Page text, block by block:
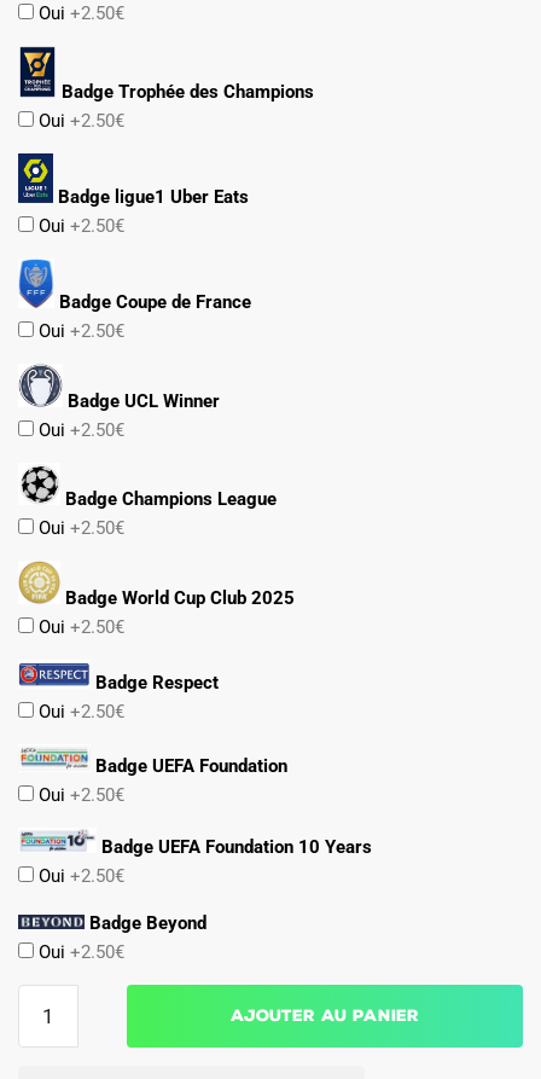
Oui +2.50€
Badge Trophée des Champions
Oui +2.50€
Badge ligue1 Uber Eats
Oui +2.50€
Badge Coupe de France
Oui +2.50€
Badge UCL Winner
Oui +2.50€
Badge Champions League
Oui +2.50€
Badge World Cup Club 2025
Oui +2.50€
Badge Respect
Oui +2.50€
Badge UEFA Foundation
Oui +2.50€
Badge UEFA Foundation 10 Years
Oui +2.50€
Badge Beyond
Oui +2.50€
Ajouter au panier